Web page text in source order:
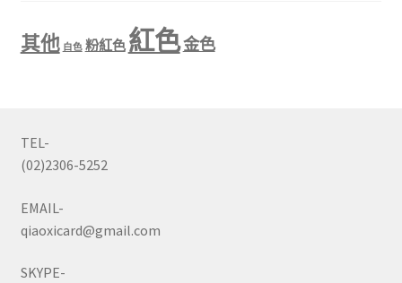
其他 白色 粉紅色 紅色金色
TEL-
(02)2306-5252
EMAIL-
qiaoxicard@gmail.com
SKYPE-